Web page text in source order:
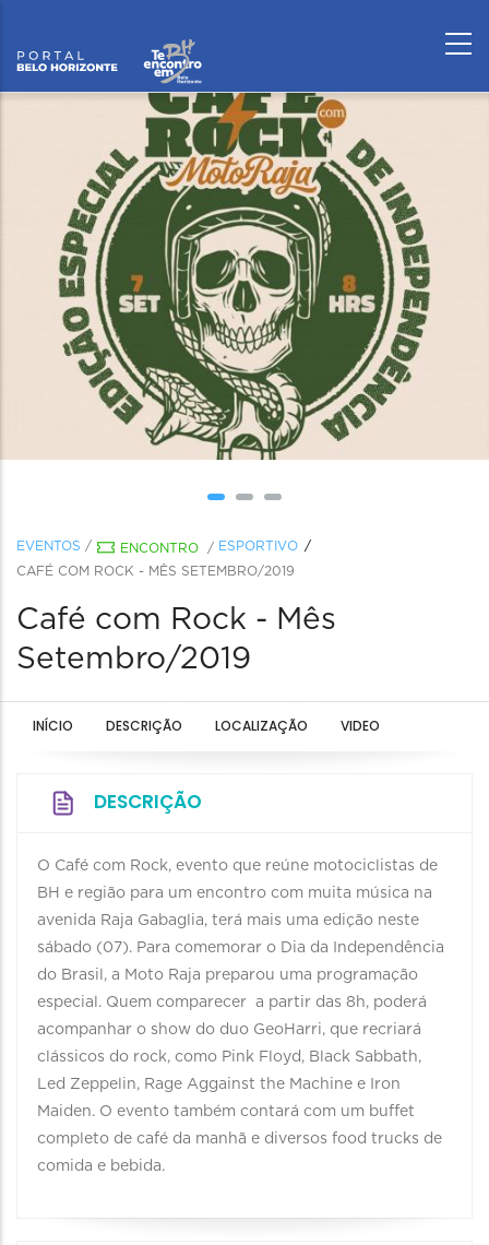
EVENTOS / ENCONTRO / ESPORTIVO
CAFÉ COM ROCK - MÊS SETEMBRO/2019
Café com Rock - Mês
Setembro/2019
INÍCIO DESCRIÇÃO LOCALIZAÇÃO VIDEO
DESCRIÇÃO
O Café com Rock, evento que reúne motociclistas de
BH e região para um encontro com muita música na
avenida Raja Gabaglia, terá mais uma edição neste
sábado (07). Para comemorar o Dia da Independência
do Brasil, a Moto Raja preparou uma programação
especial. Quem comparecer a partir das 8h, poderá
acompanhar o show do duo GeoHarri, que recriará
clássicos do rock, como Pink Floyd, Black Sabbath,
Led Zeppelin, Rage Aggainst the Machine e Iron
Maiden. O evento também contará com um buffet
completo de café da manhã e diversos food trucks de
comida e bebida.